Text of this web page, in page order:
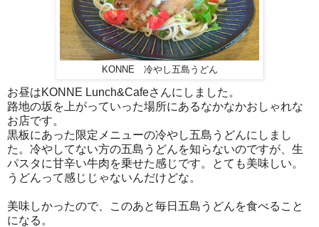
KONNE 冷やし五島うどん
お昼はKONNE Lunch&Cafeさんにしました。
路地の坂を上がっていった場所にあるなかなかおしゃれな
お店です。
黒板にあった限定メニューの冷やし五島うどんにしまし
た。冷やしてない方の五島うどんを知らないのですが、生
パスタに甘辛い牛肉を乗せた感じです。とても美味しい。
うどんって感じじゃないんだけどな。
美味しかったので、このあと毎日五島うどんを食べること
になる。